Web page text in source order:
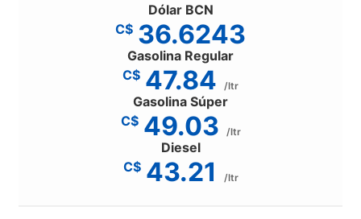
Dólar BCN
C$ 36.6243
Gasolina Regular
C$ 47.84 /ltr
Gasolina Súper
C$ 49.03 /ltr
Diesel
C$ 43.21 /ltr